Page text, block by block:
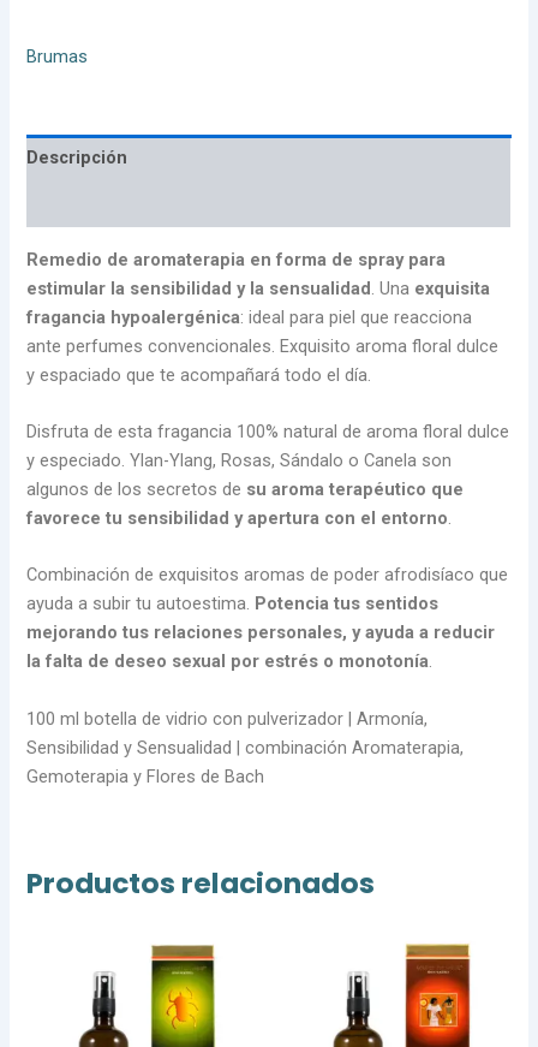
Brumas
Descripción
Remedio de aromaterapia en forma de spray para
estimular la sensibilidad y la sensualidad. Una exquisita
fragancia hypoalergénica: ideal para piel que reacciona
ante perfumes convencionales. Exquisito aroma floral dulce
y espaciado que te acompañará todo el día.
Disfruta de esta fragancia 100% natural de aroma floral dulce
y especiado. Ylan-Ylang, Rosas, Sándalo o Canela son
algunos de los secretos de su aroma terapéutico que
favorece tu sensibilidad y apertura con el entorno.
Combinación de exquisitos aromas de poder afrodisíaco que
ayuda a subir tu autoestima. Potencia tus sentidos
mejorando tus relaciones personales, y ayuda a reducir
la falta de deseo sexual por estrés o monotonía.
100 ml botella de vidrio con pulverizador | Armonía,
Sensibilidad y Sensualidad | combinación Aromaterapia,
Gemoterapia y Flores de Bach
Productos relacionados